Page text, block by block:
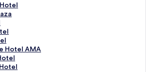
Hotel AMA